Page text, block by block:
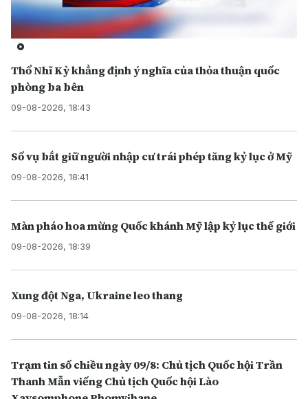
TIN MỚI
phòng ba bên
09-08-2026, 18:43